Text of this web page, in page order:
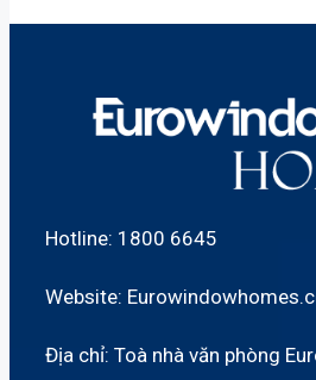
Hotline: 1800 6645
Website:
Địa chỉ: Toà nhà văn phòng